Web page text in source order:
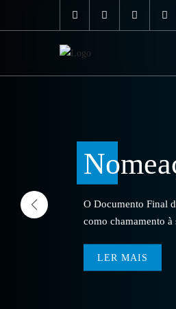
O Documento Final
como chamamento
LER MAIS